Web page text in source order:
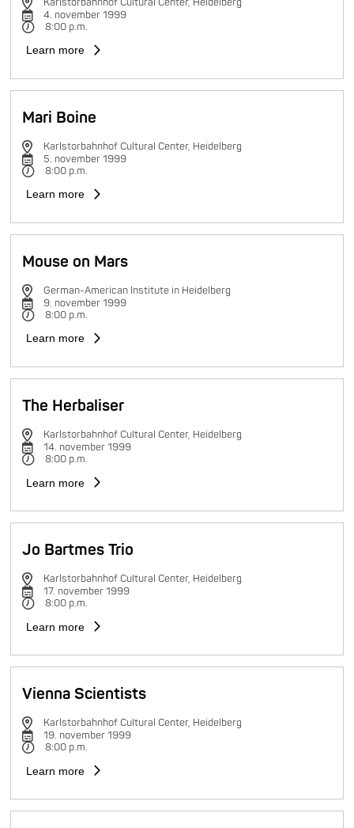
4. november 1999
8:00 p.m.
Learn more
Mari Boine
Karlstorbahnhof Cultural Center, Heidelberg
5. november 1999
8:00 p.m.
Learn more
Mouse on Mars
German-American Institute in Heidelberg
9. november 1999
8:00 p.m.
Learn more
The Herbaliser
Karlstorbahnhof Cultural Center, Heidelberg
14. november 1999
8:00 p.m.
Learn more
Jo Bartmes Trio
Karlstorbahnhof Cultural Center, Heidelberg
17. november 1999
8:00 p.m.
Learn more
Vienna Scientists
Karlstorbahnhof Cultural Center, Heidelberg
19. november 1999
8:00 p.m.
Learn more